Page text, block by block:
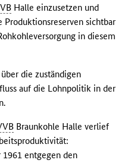
Halle einzusetzen und
Produktionsreserven sichtbar
in diesem
die zuständigen
auf die Lohnpolitik in der
Braunkohle Halle verlief
entgegen den